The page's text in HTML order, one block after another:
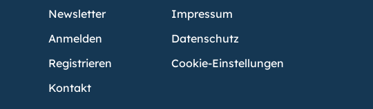
Newsletter
Anmelden
Registrieren
Kontakt
Impressum
Datenschutz
Cookie-Einstellungen